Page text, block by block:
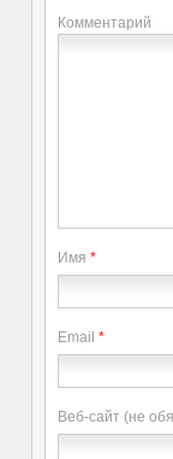
Комментарий
Имя *
Email *
Веб-сайт (не